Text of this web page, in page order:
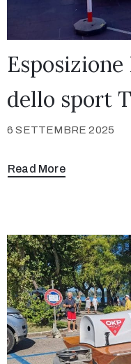
dello sport
6 SETTEMBRE 2025
Read More